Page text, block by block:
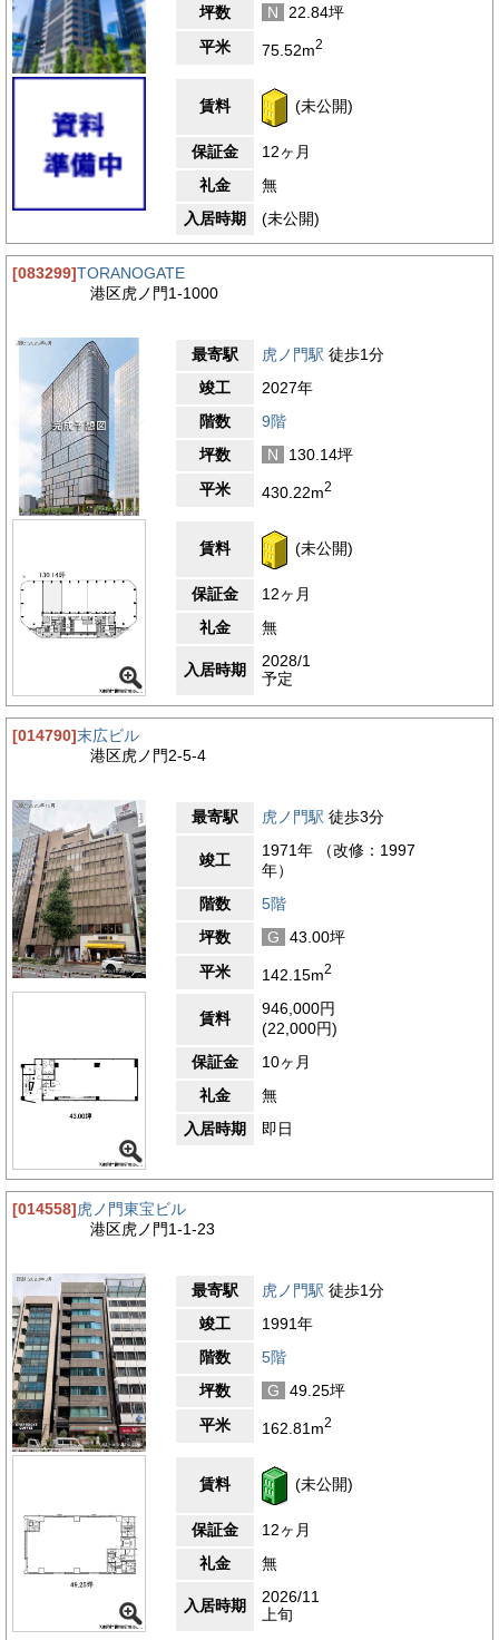
坪数
N
22.84坪
平米
75.52m2
賃料 (未公開)
保証金
12ヶ月
礼金
無
入居時期
(未公開)
[083299]TORANOGATE
港区虎ノ門1-1000
最寄駅 虎ノ門駅 徒歩1分
竣工
2027年
階数
9階
坪数
N
130.14坪
平米
430.22m2
賃料 (未公開)
保証金
12ヶ月
礼金
無
入居時期
2028/1
予定
[014790]末広ビル
港区虎ノ門2-5-4
最寄駅 虎ノ門駅 徒歩3分
竣工
1971年 （改修：1997
年）
階数
5階
坪数
G
43.00坪
平米
142.15m2
賃料
946,000円
(22,000円)
保証金
10ヶ月
礼金
無
入居時期
即日
[014558]虎ノ門東宝ビル
港区虎ノ門1-1-23
最寄駅 虎ノ門駅 徒歩1分
竣工
1991年
階数
5階
坪数
G
49.25坪
平米
162.81m2
賃料 (未公開)
保証金
12ヶ月
礼金
無
入居時期
2026/11
上旬